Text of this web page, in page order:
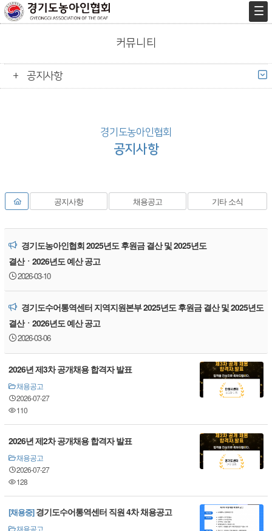
커뮤니티
공지사항
경기도농아인협회
공지사항
공지사항 채용공고 기타 소식
경기도농아인협회 2025년도 후원금 결산 및 2025년도
결산ㆍ2026년도 예산 공고
2026-03-10
경기도수어통역센터 지역지원본부 2025년도 후원금 결산 및 2025년도
결산ㆍ2026년도 예산 공고
2026-03-06
2026년 제3차 공개채용 합격자 발표
채용공고
2026-07-27
110
2026년 제2차 공개채용 합격자 발표
채용공고
2026-07-27
128
[채용중] 경기도수어통역센터 직원 4차 채용공고
채용공고